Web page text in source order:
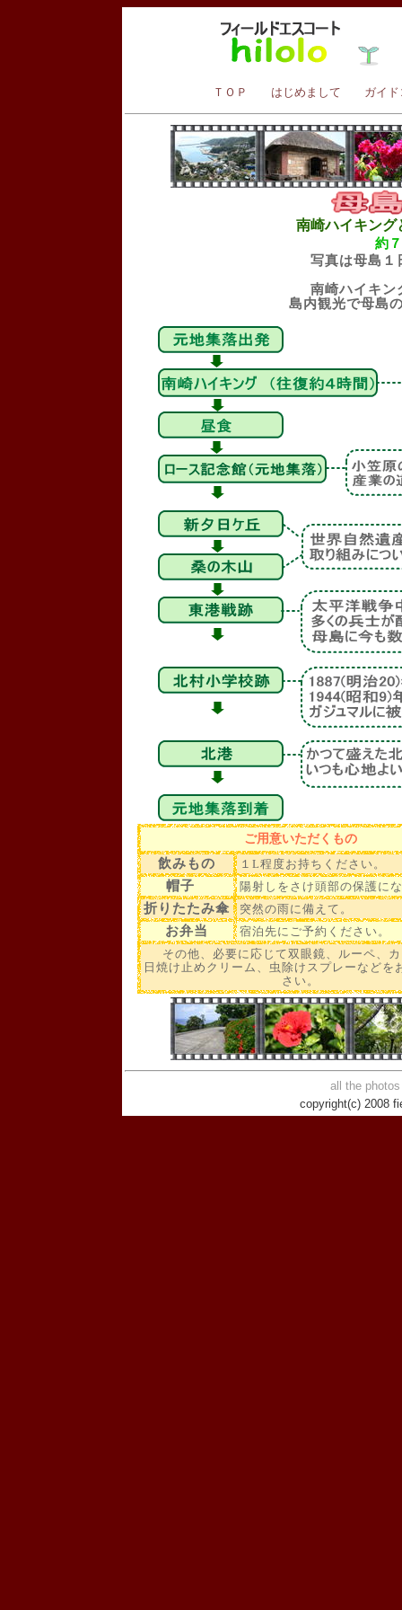
ＴＯＰ はじめまして ガイ
南崎ハイキン
約
写真は母島１
南崎ハイキン
島内観光で母島
ご用意いただくもの
飲みもの １L程度お持ちください。
帽子 陽射しをさけ頭部の保護に
折りたたみ傘 突然の雨に備えて。
お弁当
宿泊先にご予約ください。
その他、必要に応じて双眼鏡、ルーペ、
日焼け止めクリーム、虫除けスプレーなどを
さい。
all the
copyright(c) 2008